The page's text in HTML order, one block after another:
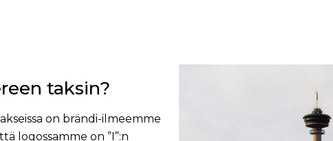
taksin?
on brändi-ilmeemme
logossamme on ”I”:n